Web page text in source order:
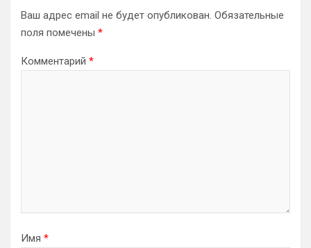
Ваш адрес email не будет опубликован. Обязательные
поля помечены *
Комментарий *
Имя *